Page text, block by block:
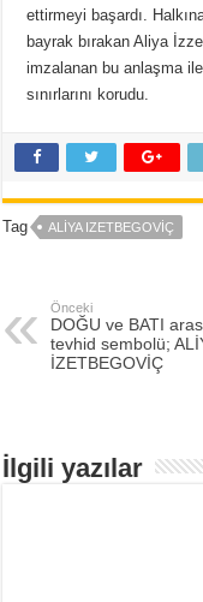
ettirmeyi başardı.
bayrak bırakan Aliya
imzalanan bu anlaşma
sınırlarını korudu.
Tag ALIYA IZETBEGOVIÇ
Önceki
DOĞU ve BATI
tevhid sembolü;
İZETBEGOVİÇ
İlgili yazılar